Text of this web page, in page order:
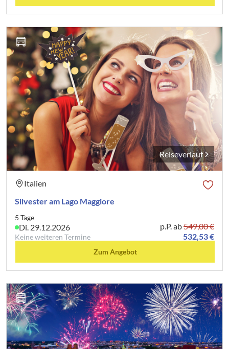
Reiseverlauf
Italien
Silvester am Lago Maggiore
5 Tage
Di. 29.12.2026
Keine weiteren Termine
p.P. ab549,00 €
532,53 €
Zum Angebot